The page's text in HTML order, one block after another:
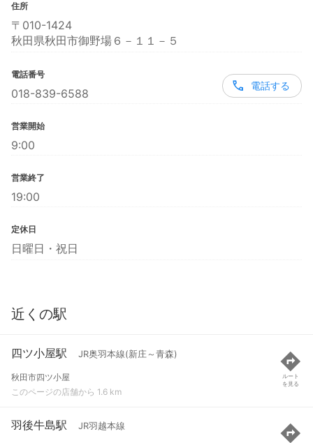
住所
〒010-1424
秋田県秋田市御野場６－１１－５
電話番号
018-839-6588
電話する
営業開始
9:00
営業終了
19:00
定休日
日曜日・祝日
近くの駅
四ツ小屋駅 JR奥羽本線(新庄～青森)
秋田市四ツ小屋
このページの店舗から 1.6 km
ルート
を見る
羽後牛島駅 JR羽越本線